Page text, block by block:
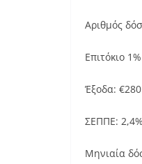
Αριθμός
Επιτόκιο
Έξοδα: €280
ΣΕΠΠΕ: 2,4%
Μηνιαία